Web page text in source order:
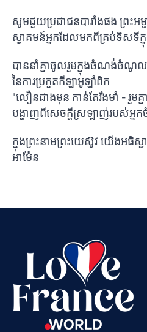
សូម​ជួយ​ប្រជាជន​បារាំង​ផង ព្រះអ
ស្វាគមន៍​អ្នក​ដែល​មក​ពី​គ្រប់​ទិសទី​
បាន​នាំ​គ្នា​ចូល​រួម​ក្នុង​ចំណង់​ចំណូល​
នៃ​ការ​ប្រកួត​កីឡា​អូឡាំពិក
"លឿនជាងមុន កាន់តែរឹងមាំ - រួមគ្ន
បង្ហាញពីសេចក្តីស្រឡាញ់របស់អ្នក
ក្នុងព្រះនាមព្រះយេស៊ូវ យើងអធិស្ឋ
អាម៉ែន